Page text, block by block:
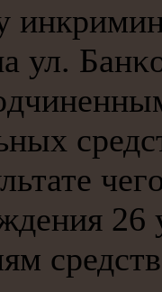
ул.
26